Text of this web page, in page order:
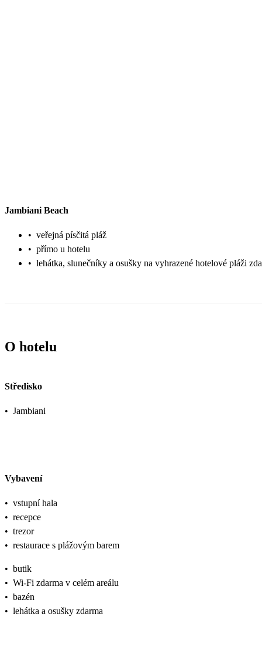
Jambiani Beach
• veřejná písčitá pláž
• přímo u hotelu
• lehátka, slunečníky a osušky na vyhrazené hotelové pláži
O hotelu
Středisko
• Jambiani
Vybavení
• vstupní hala
• recepce
• trezor
• restaurace s plážovým barem
• butik
• Wi-Fi zdarma v celém areálu
• bazén
• lehátka a osušky zdarma